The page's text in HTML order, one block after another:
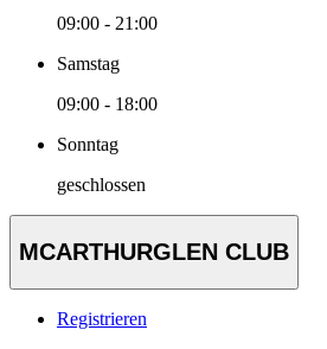
09:00 - 21:00
Samstag
09:00 - 18:00
Sonntag
geschlossen
MCARTHURGLEN CLUB
Registrieren